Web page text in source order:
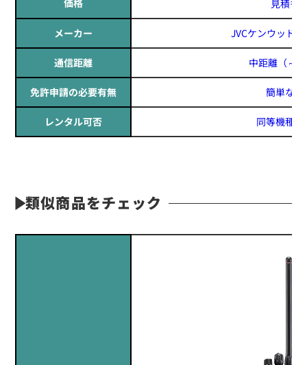
見積も
メーカー JVCケンウッド
通信距離 中距離（～
免許申請の必要有無 簡単な
レンタル可否 同等機種
類似商品をチェック